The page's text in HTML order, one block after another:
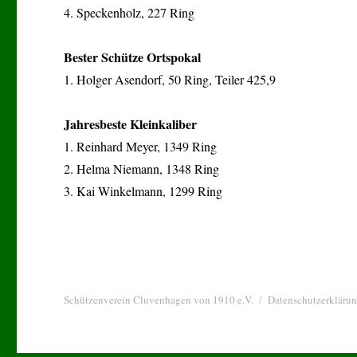
4. Speckenholz, 227 Ring
Bester Schütze Ortspokal
1. Holger Asendorf, 50 Ring, Teiler 425,9
Jahresbeste Kleinkaliber
1. Reinhard Meyer, 1349 Ring
2. Helma Niemann, 1348 Ring
3. Kai Winkelmann, 1299 Ring
Schützenverein Cluvenhagen von 1910 e.V.